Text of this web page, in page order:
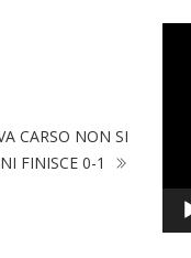
CARSO NON SI
FINISCE 0-1